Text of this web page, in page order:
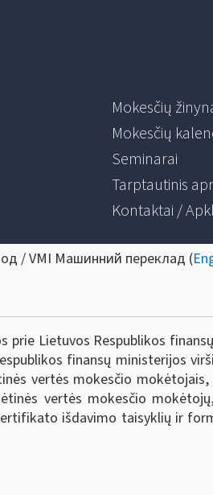
Mokesčių
Mokesčių
Seminarai
Tarptautinis
Kontaktai /
/ VMI Машинний переклад (
prie Lietuvos Respublikos
finansų ministerijos
vertės mokesčio
vertės mokesčio
išdavimo taisyklių ir